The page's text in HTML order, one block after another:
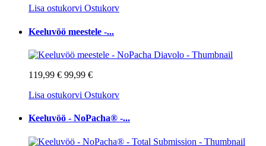
Lisa ostukorvi Ostukorv
Keeluvöö meestele -...
119,99 € 99,99 €
Lisa ostukorvi Ostukorv
Keeluvöö - NoPacha® -...